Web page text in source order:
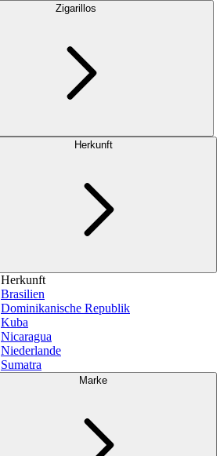
Zigarillos
Herkunft
Herkunft
Brasilien
Dominikanische Republik
Kuba
Nicaragua
Niederlande
Sumatra
Marke